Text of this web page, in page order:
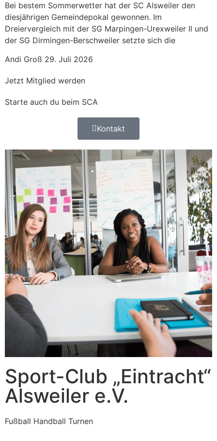
Bei bestem Sommerwetter hat der SC Alsweiler den
diesjährigen Gemeindepokal gewonnen. Im
Dreiervergleich mit der SG Marpingen-Urexweiler Il und
der SG Dirmingen-Berschweiler setzte sich die
Andi Groß 29. Juli 2026
Jetzt Mitglied werden
Starte auch du beim SCA
Kontakt
Sport-Club „Eintracht“
Alsweiler e.V.
Fußball Handball Turnen